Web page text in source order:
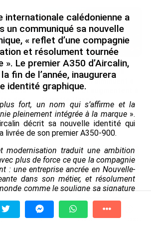
aux
prend
de la
des
En juin 2026, les prix à la
consommation diminuent à
La Réunion et augmentent à
Mayotte (Insee)
le 04/08/2026
et-Futuna, un
et durable en
en juin 2026 :
recul en
Tv Radio A Propos
internationale calédonienne a
un communiqué sa nouvelle
« reflet d’une compagnie
et résolument tournée
». Le premier A350 d’Aircalin,
fin de l’année, inaugurera
identité graphique.
fort, un nom qui s’affirme et la
pleinement intégrée à la marque».
décrit sa nouvelle identité qui
livrée de son premier A350-900.
modernisation traduit une ambition
plus de force ce que la compagnie
: une entreprise ancrée en Nouvelle-
dans son métier, et résolument
comme le souligne sa signature
défend d’une «
rupture
» entre son
nouveau logo, puisque ses